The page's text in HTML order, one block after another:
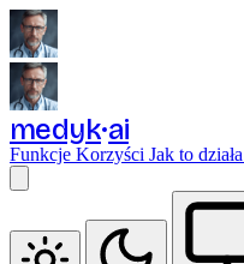
medyk ai
Funkcje Korzyści Jak to działa